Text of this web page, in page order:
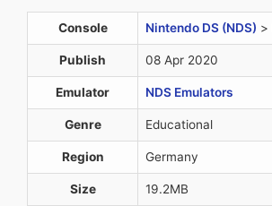
Console Nintendo DS (NDS) >
Publish 08 Apr 2020
Emulator NDS Emulators
Genre Educational
Region Germany
Size 19.2MB